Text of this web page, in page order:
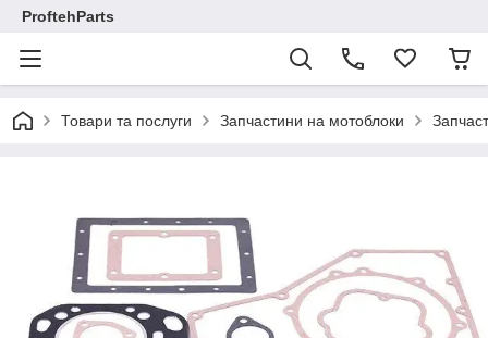
ProftehParts
Товари та послуги Запчастини на мотоблоки